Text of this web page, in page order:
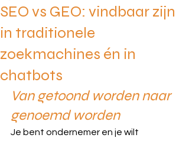
SEO vs GEO: vindbaar zijn
in traditionele
zoekmachines én in
chatbots
Van getoond worden naar
genoemd worden
Je bent ondernemer en je wilt